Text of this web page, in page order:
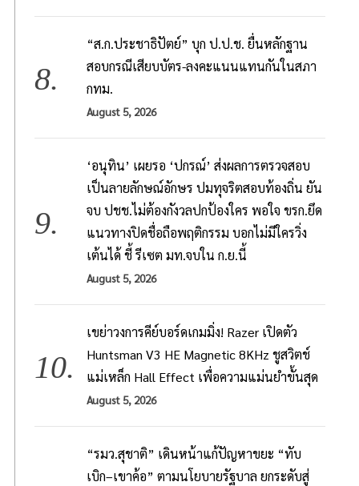
“ส.ก.ประชาธิปัตย์” บุก ป.ป.ช. ยื่นหลักฐาน
สอบกรณีเสียบบัตร-ลงคะแนนแทนกันในสภา
กทม.
August 5, 2026
‘อนุทิน’ เผยรอ ‘ปกรณ์’ ส่งผลการตรวจสอบ
เป็นลายลักษณ์อักษร ปมทุจริตสอบท้องถิ่น ยัน
จบ ปชช.ไม่ต้องกังวลปกป้องใคร พอใจ ขรก.ยึด
แนวทางปิดชื่อถือพฤติกรรม บอกไม่มีใครวิ่ง
เต้นได้ ชี้ รีเซต มท.จบใน ก.ย.นี้
August 5, 2026
เขย่าวงการคีย์บอร์ดเกมมิ่ง! Razer เปิดตัว
Huntsman V3 HE Magnetic 8KHz ชูสวิตช์
แม่เหล็ก Hall Effect เพื่อความแม่นยำขั้นสุด
August 5, 2026
“รมว.สุชาติ” เดินหน้าแก้ปัญหาขยะ “ทับ
เบิก–เขาค้อ” ตามนโยบายรัฐบาล ยกระดับสู่
r